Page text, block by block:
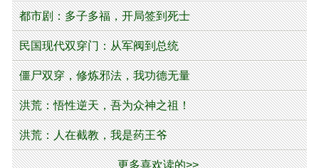
都市剧：多子多福，开局签到死士
民国现代双穿门：从军阀到总统
僵尸双穿，修炼邪法，我功德无量
洪荒：悟性逆天，吾为众神之祖！
洪荒：人在截教，我是药王爷
更多喜欢读的>>